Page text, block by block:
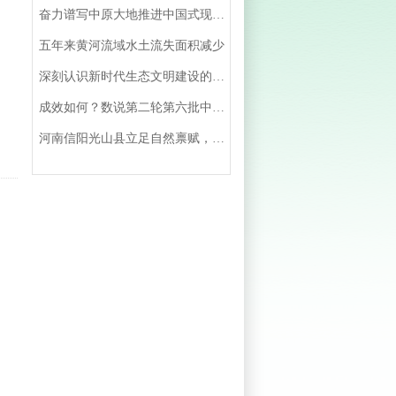
奋力谱写中原大地推进中国式现代化新篇章
五年来黄河流域水土流失面积减少
深刻认识新时代生态文明建设的‘’四个重大转变‘’
成效如何？数说第二轮第六批中央督察整改情况│图客
河南信阳光山县立足自然禀赋，延伸产业链条，发展生态旅游——油茶飘香 硕果满园（美丽中国）